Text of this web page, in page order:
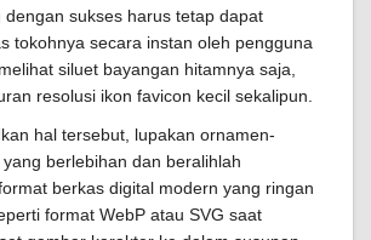
dengan sukses harus tetap dapat
tokohnya secara instan oleh pengguna
siluet bayangan hitamnya saja,
resolusi ikon favicon kecil sekalipun.
hal tersebut, lupakan ornamen-
berlebihan dan beralihlah
berkas digital modern yang ringan
format WebP atau SVG saat